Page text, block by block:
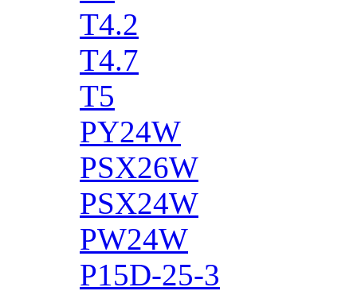
T4.2
T4.7
T5
PY24W
PSX26W
PSX24W
PW24W
P15D-25-3